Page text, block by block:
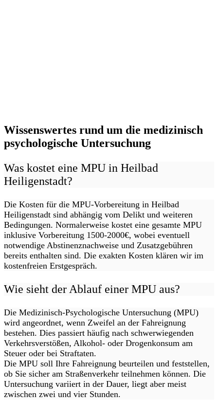
Wissenswertes rund um die medizinisch
psychologische Untersuchung
Was kostet eine MPU in Heilbad
Heiligenstadt?
Die Kosten für die MPU-Vorbereitung in Heilbad
Heiligenstadt sind abhängig vom Delikt und weiteren
Bedingungen. Normalerweise kostet eine gesamte MPU
inklusive Vorbereitung 1500-2000€, wobei eventuell
notwendige Abstinenznachweise und Zusatzgebühren
bereits enthalten sind. Die exakten Kosten klären wir im
kostenfreien Erstgespräch.
Wie sieht der Ablauf einer MPU aus?
Die Medizinisch-Psychologische Untersuchung (MPU)
wird angeordnet, wenn Zweifel an der Fahreignung
bestehen. Dies passiert häufig nach schwerwiegenden
Verkehrsverstößen, Alkohol- oder Drogenkonsum am
Steuer oder bei Straftaten.
Die MPU soll Ihre Fahreignung beurteilen und feststellen,
ob Sie sicher am Straßenverkehr teilnehmen können. Die
Untersuchung variiert in der Dauer, liegt aber meist
zwischen zwei und vier Stunden.